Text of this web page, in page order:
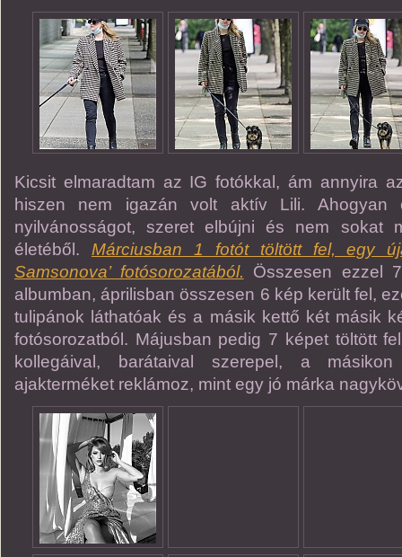
Kicsit elmaradtam az IG fotókkal, ám annyira
hiszen nem igazán volt aktív Lili. Ahogyan
nyilvánosságot, szeret elbújni és nem sokat
életéből. Márciusban 1 fotót töltött fel, egy
Samsonova’ fotósorozatából. Összesen ezzel
albumban, áprilisban összesen 6 kép került fel,
tulipánok láthatóak és a másik kettő két másik
fotósorozatból. Májusban pedig 7 képet töltött
kollegáival, barátaival szerepel, a
ajakterméket reklámoz, mint egy jó márka